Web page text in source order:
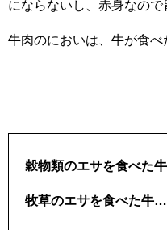
にならないし、赤身なので
牛肉のにおいは、牛が食べ
穀物類のエサを食べた
牧草のエサを食べた牛